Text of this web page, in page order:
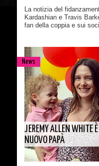
La notizia del
Kardashian e Travis
fan della coppia e sui
News
JEREMY ALLEN WHITE È
NUOVO PAPÀ